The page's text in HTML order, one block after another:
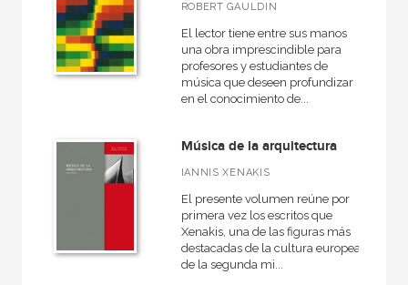
ROBERT GAULDIN
El lector tiene entre sus manos
una obra imprescindible para
profesores y estudiantes de
música que deseen profundizar
en el conocimiento de...
Música de la arquitectura
IANNIS XENAKIS
El presente volumen reúne por
primera vez los escritos que
Xenakis, una de las figuras más
destacadas de la cultura europea
de la segunda mi...